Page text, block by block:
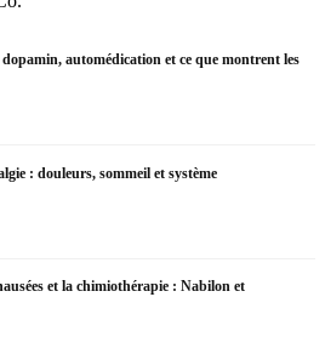
automédication et ce que montrent les
: douleurs, sommeil et système
et la chimiothérapie : Nabilon et